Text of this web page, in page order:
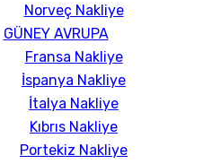
Norveç Nakliye
GÜNEY AVRUPA
Fransa Nakliye
İspanya Nakliye
İtalya Nakliye
Kıbrıs Nakliye
Portekiz Nakliye